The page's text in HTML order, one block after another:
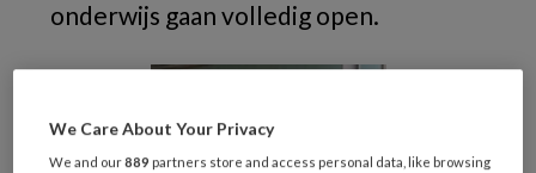
onderwijs gaan volledig open.
We Care About Your Privacy
We and our889 partners store and access personal data, like browsing